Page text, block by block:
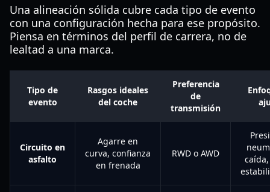
Una alineación sólida cubre cada tipo de evento
con una configuración hecha para ese propósito.
Piensa en términos del perfil de carrera, no de
lealtad a una marca.
Tipo de
evento
Rasgos ideales
del coche
Preferencia
de
transmisión
Circuito en
asfalto
Agarre en
curva, confianza
en frenada
RWD o AWD